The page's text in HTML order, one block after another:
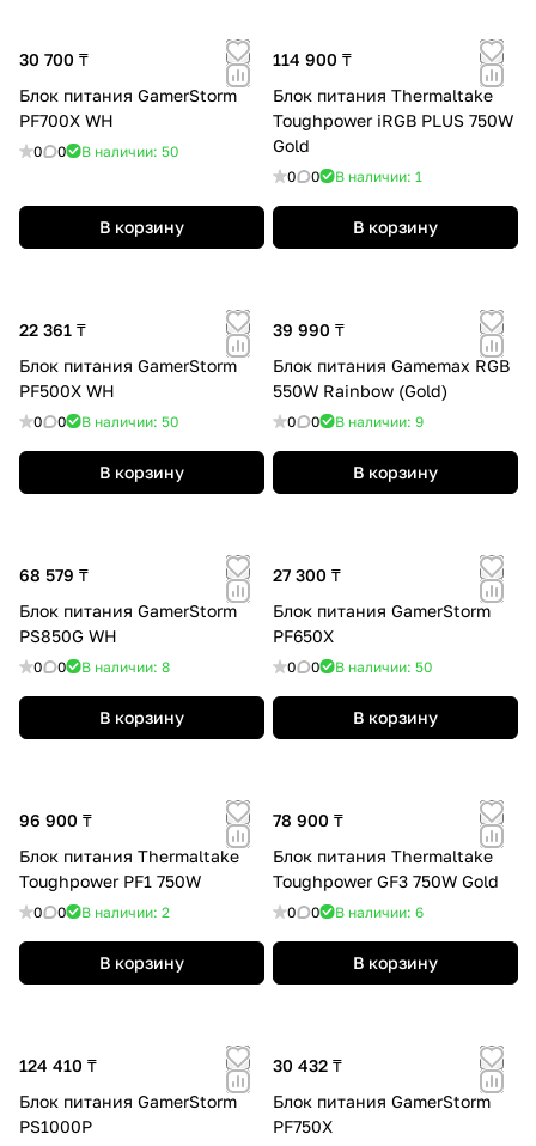
30 700 ₸
Блок питания GamerStorm
PF700X WH
0 0 В наличии: 50
В корзину
114 900 ₸
Блок питания Thermaltake
Toughpower iRGB PLUS 750W
Gold
0 0 В наличии: 1
В корзину
22 361 ₸
Блок питания GamerStorm
PF500X WH
0 0 В наличии: 50
В корзину
39 990 ₸
Блок питания Gamemax RGB
550W Rainbow (Gold)
0 0 В наличии: 9
В корзину
68 579 ₸
Блок питания GamerStorm
PS850G WH
0 0 В наличии: 8
В корзину
27 300 ₸
Блок питания GamerStorm
PF650X
0 0 В наличии: 50
В корзину
96 900 ₸
Блок питания Thermaltake
Toughpower PF1 750W
0 0 В наличии: 2
В корзину
78 900 ₸
Блок питания Thermaltake
Toughpower GF3 750W Gold
0 0 В наличии: 6
В корзину
124 410 ₸
Блок питания GamerStorm
PS1000P
30 432 ₸
Блок питания GamerStorm
PF750X